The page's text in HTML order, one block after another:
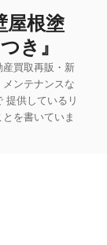
根塗
き』
買取再販・新
ンテナンスな
提供しているリ
を書いていま